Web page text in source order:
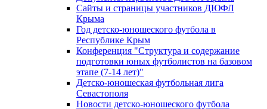
Сайты и страницы участников ДЮФЛ
Крыма
Год детско-юношеского футбола в
Республике Крым
Конференция "Структура и содержание
подготовки юных футболистов на базовом
этапе (7-14 лет)"
Детско-юношеская футбольная лига
Севастополя
Новости детско-юношеского футбола